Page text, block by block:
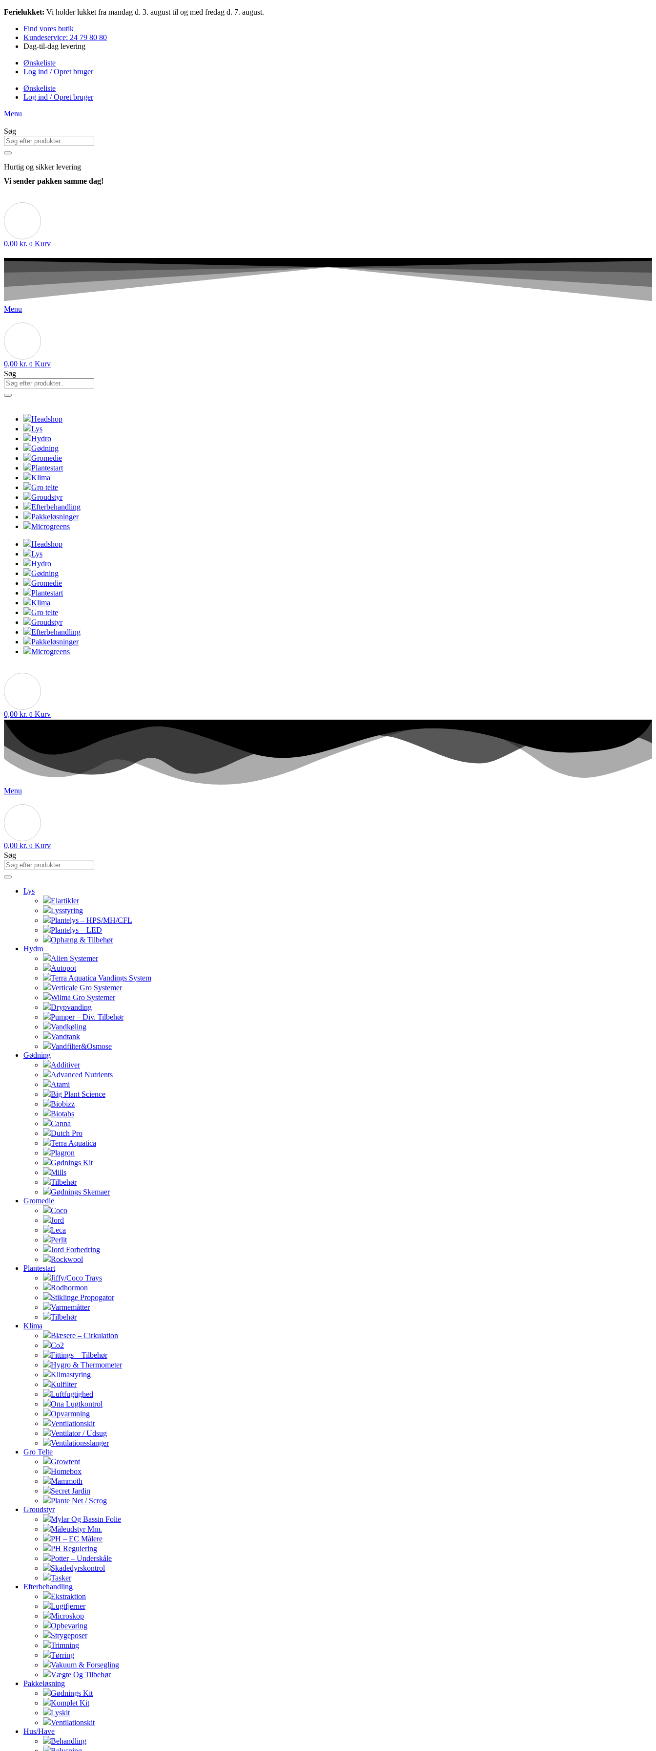
Videre
indhold
Ferielukket: Vi holder lukket fra mandag d. 3. august til og med fredag d. 7. august.
Find vores butik
Kundeservice: 24 79 80 80
Dag-til-dag levering
Ønskeliste
Log ind / Opret bruger
Ønskeliste
Log ind / Opret bruger
Menu
Søg
Hurtig og sikker levering
Vi sender pakken samme dag!
0,00 kr. 0 Kurv
Menu
0,00 kr. 0 Kurv
Søg
Headshop
Lys
Hydro
Gødning
Gromedie
Plantestart
Klima
Gro telte
Groudstyr
Efterbehandling
Pakkeløsninger
Microgreens
Headshop
Lys
Hydro
Gødning
Gromedie
Plantestart
Klima
Gro telte
Groudstyr
Efterbehandling
Pakkeløsninger
Microgreens
0,00 kr. 0 Kurv
Menu
0,00 kr. 0 Kurv
Søg
Lys
Elartikler
Lysstyring
Plantelys – HPS/MH/CFL
Plantelys – LED
Ophæng & Tilbehør
Hydro
Alien Systemer
Autopot
Terra Aquatica Vandings System
Verticale Gro Systemer
Wilma Gro Systemer
Drypvanding
Pumper – Div. Tilbehør
Vandkøling
Vandtank
Vandfilter&Osmose
Gødning
Additiver
Advanced Nutrients
Atami
Big Plant Science
Biobizz
Biotabs
Canna
Dutch Pro
Terra Aquatica
Plagron
Gødnings Kit
Mills
Tilbehør
Gødnings Skemaer
Gromedie
Coco
Jord
Leca
Perlit
Jord Forbedring
Rockwool
Plantestart
Jiffy/Coco Trays
Rodhormon
Stiklinge Propogator
Varmemåtter
Tilbehør
Klima
Blæsere – Cirkulation
Co2
Fittings – Tilbehør
Hygro & Thermometer
Klimastyring
Kulfilter
Luftfugtighed
Ona Lugtkontrol
Opvarmning
Ventilationskit
Ventilator / Udsug
Ventilationsslanger
Gro Telte
Growtent
Homebox
Mammoth
Secret Jardin
Plante Net / Scrog
Groudstyr
Mylar Og Bassin Folie
Måleudstyr Mm.
PH – EC Målere
PH Regulering
Potter – Underskåle
Skadedyrskontrol
Tasker
Efterbehandling
Ekstraktion
Lugtfjerner
Microskop
Opbevaring
Strygeposer
Trimning
Tørring
Vakuum & Forsegling
Vægte Og Tilbehør
Pakkeløsning
Gødnings Kit
Komplet Kit
Lyskit
Ventilationskit
Hus/Have
Behandling